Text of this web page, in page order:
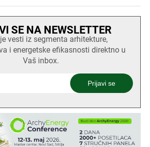
SE NA NEWSLETTER
vesti iz segmenta arhitekture,
i energetske efikasnosti direktno u
Vaš inbox.